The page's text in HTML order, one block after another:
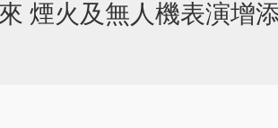
煙火及無人機表演增